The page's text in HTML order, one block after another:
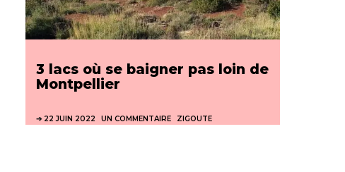
3 lacs où se baigner pas loin de
Montpellier
22 JUIN 2022 UN COMMENTAIRE ZIGOUTE